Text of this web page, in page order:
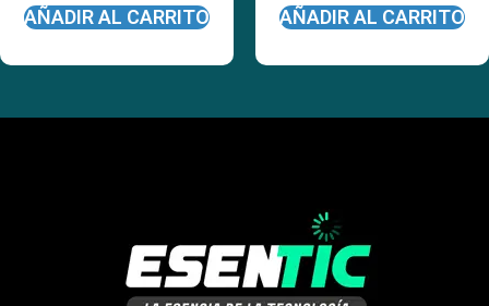
AÑADIR AL CARRITO AÑADIR AL CARRITO